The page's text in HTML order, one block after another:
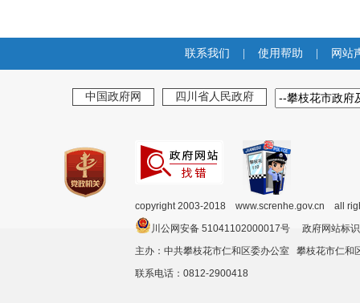
联系我们 使用帮助 网站
中国政府网 四川省人民政府
copyright 2003-2018 www.screnhe.gov.cn all
川公网安备 51041102000017号 政府网站
主办：中共攀枝花市仁和区委办公室 攀枝花市仁
联系电话：0812-2900418